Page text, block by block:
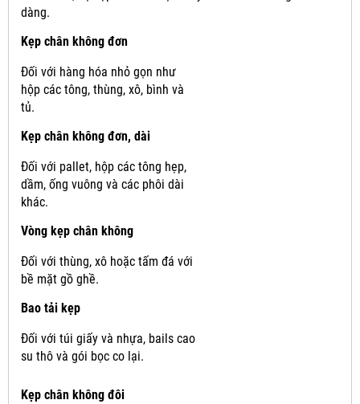
dàng.
Kẹp chân không đơn
Đối với hàng hóa nhỏ gọn như
hộp các tông, thùng, xô, bình và
tủ.
Kẹp chân không đơn, dài
Đối với pallet, hộp các tông hẹp,
dầm, ống vuông và các phôi dài
khác.
Vòng kẹp chân không
Đối với thùng, xô hoặc tấm đá với
bề mặt gồ ghề.
Bao tải kẹp
Đối với túi giấy và nhựa, bails cao
su thô và gói bọc co lại.
Kẹp chân không đôi